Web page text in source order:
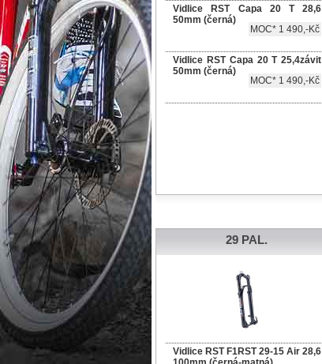
Vidlice RST Capa 20 T 28,6
50mm (černá)
MOC* 1 490,-Kč
Vidlice RST Capa 20 T 25,4závit
50mm (černá)
MOC* 1 490,-Kč
29 PAL.
Vidlice RST F1RST 29-15 Air 28,6